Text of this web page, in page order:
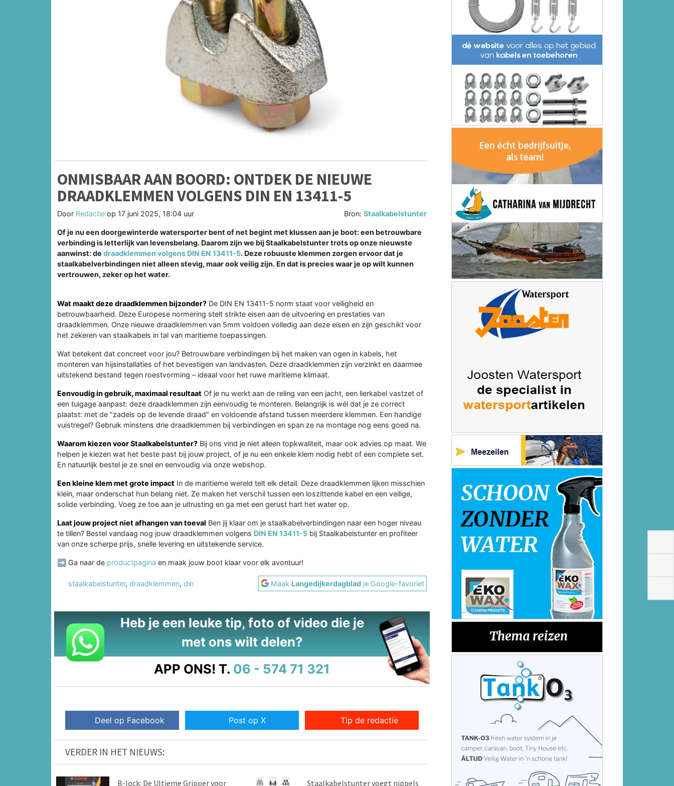
ONMISBAAR AAN BOORD: ONTDEK DE NIEUWE
DRAADKLEMMEN VOLGENS DIN EN 13411-5
Door Redactie op 17 juni 2025, 18:04 uur Bron:Staalkabelstunter
Of je nu een doorgewinterde watersporter bent of net begint met klussen aan je boot: een betrouwbare
verbinding is letterlijk van levensbelang. Daarom zijn we bij Staalkabelstunter trots op onze nieuwste
aanwinst: de draadklemmen volgens DIN EN 13411-5. Deze robuuste klemmen zorgen ervoor dat je
staalkabelverbindingen niet alleen stevig, maar ook veilig zijn. En dat is precies waar je op wilt kunnen
vertrouwen, zeker op het water.
Wat maakt deze draadklemmen bijzonder? De DIN EN 13411-5 norm staat voor veiligheid en
betrouwbaarheid. Deze Europese normering stelt strikte eisen aan de uitvoering en prestaties van
draadklemmen. Onze nieuwe draadklemmen van 5mm voldoen volledig aan deze eisen en zijn geschikt voor
het zekeren van staalkabels in tal van maritieme toepassingen.
Wat betekent dat concreet voor jou? Betrouwbare verbindingen bij het maken van ogen in kabels, het
monteren van hijsinstallaties of het bevestigen van landvasten. Deze draadklemmen zijn verzinkt en daarmee
uitstekend bestand tegen roestvorming – ideaal voor het ruwe maritieme klimaat.
Eenvoudig in gebruik, maximaal resultaat Of je nu werkt aan de reling van een jacht, een lierkabel vastzet of
een tuigage aanpast: deze draadklemmen zijn eenvoudig te monteren. Belangrijk is wél dat je ze correct
plaatst: met de "zadels op de levende draad" en voldoende afstand tussen meerdere klemmen. Een handige
vuistregel? Gebruik minstens drie draadklemmen bij verbindingen en span ze na montage nog eens goed na.
Waarom kiezen voor Staalkabelstunter? Bij ons vind je niet alleen topkwaliteit, maar ook advies op maat. We
helpen je kiezen wat het beste past bij jouw project, of je nu een enkele klem nodig hebt of een complete set.
En natuurlijk bestel je ze snel en eenvoudig via onze webshop.
Een kleine klem met grote impact In de maritieme wereld telt elk detail. Deze draadklemmen lijken misschien
klein, maar onderschat hun belang niet. Ze maken het verschil tussen een loszittende kabel en een veilige,
solide verbinding. Voeg ze toe aan je uitrusting en ga met een gerust hart het water op.
Laat jouw project niet afhangen van toeval Ben jij klaar om je staalkabelverbindingen naar een hoger niveau
te tillen? Bestel vandaag nog jouw draadklemmen volgens DIN EN 13411-5 bij Staalkabelstunter en profiteer
van onze scherpe prijs, snelle levering en uitstekende service.
➡️ Ga naar de productpagina en maak jouw boot klaar voor elk avontuur!
staalkabelstunter, draadklemmen, din Maak Langedijkerdagblad je Google-favoriet
Heb je een leuke tip, foto of video die je
met ons wilt delen?
APP ONS! T. 06 - 574 71 321
Deel op Facebook Post op X Tip de redactie
VERDER IN HET NIEUWS:
B-lock: De Ultieme Gripper voor
Staalkabelstunter voegt nippels